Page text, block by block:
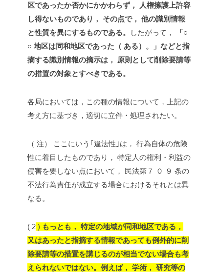
区であったか否かにかかわらず， 人権擁護上許容
し得ないものであり， その点で， 他の識別情報
と性質を異にするものである。
したがって，
「○
○ 地区は同和地区であった（ ある）。」などと指
摘する識別情報の摘示は， 原則として削除要請等
の措置の対象とすべきである。
各局においては，この種の情報について，上記の
考え方に基づき，適切に立件・処理されたい。
（ 注） ここにいう｢違法性｣は， 行為自体の危険
性に着目したものであり， 特定人の権利・利益の
侵害を要しない点において， 民法第７ ０ ９ 条の
不法行為責任が成立する場合におけるそれとは異
なる。
( 2 ) もっとも， 特定の地域が同和地区である，
又はあったと指摘する情報であっても例外的に削
除要請等の措置を講じるのが相当でない場合も考
えられないではない。例えば， 学術， 研究等の